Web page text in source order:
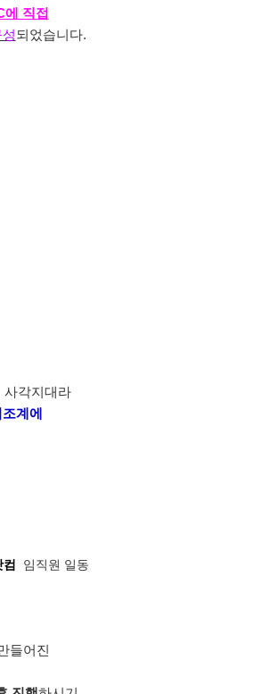
에 직접
되었습니다.
사각지대라
계에
임직원 일동
들어진